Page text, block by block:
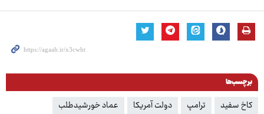
برچسب‌ها
کاخ سفید ترامپ دولت آمریکا
عماد خورشیدطلب